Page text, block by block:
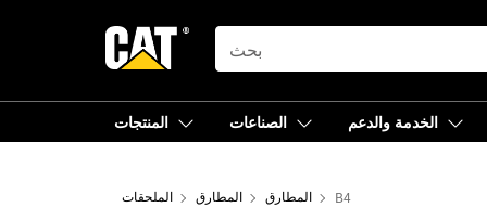
SEARCH
المنتجات الصناعات الخدمة والدعم
الملحقات المطارق المطارق B4